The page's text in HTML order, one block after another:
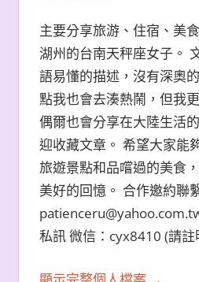
主要分享旅游、住宿、美
湖州的台南天秤座女子。
語易懂的描述，沒有深奧
點我也會去湊熱鬧，但我
偶爾也會分享在大陸生活
迎收藏文章。 希望大家能
旅遊景點和品嚐過的美食
美好的回憶。 合作邀約聯
私訊 微信：cyx8410 (請註